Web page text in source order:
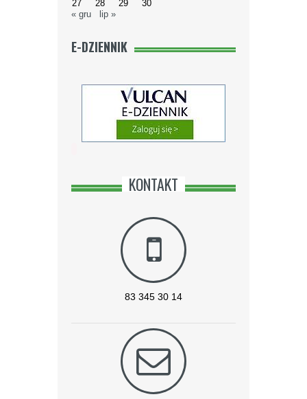
27
28 29
30
« gru
lip »
E-DZIENNIK
KONTAKT
83 345 30 14